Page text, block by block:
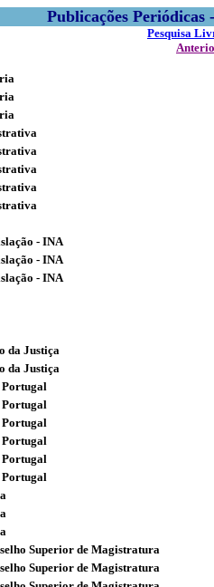
Publicações
Pesquisa
- INA
- INA
- INA
da Justiça
da Justiça
Portugal
Portugal
Portugal
Portugal
Portugal
Portugal
Superior de Magistratura
Superior de Magistratura